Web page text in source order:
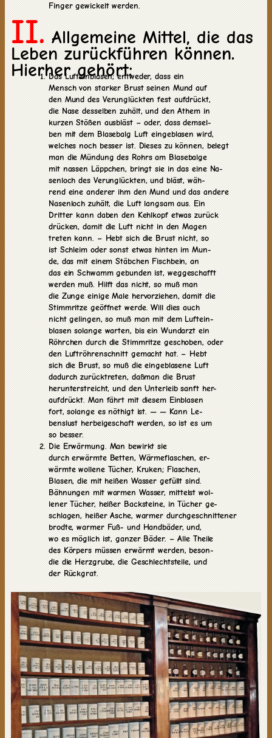
Finger gewickelt werden.
II. Allgemeine Mittel, die das
Leben zurückführen können.
Hierher gehört:
Das Lufteinblasen; entweder, dass ein
Mensch von starker Brust seinen Mund auf
den Mund des Verunglückten fest aufdrückt,
die Nase desselben zuhält, und den Athem in
kurzen Stößen ausbläst – oder, dass demsel-
ben mit dem Blasebalg Luft eingeblasen wird,
welches noch besser ist. Dieses zu können, belegt
man die Mündung des Rohrs am Blasebalge
mit nassen Läppchen, bringt sie in das eine Na-
senloch des Verunglückten, und bläst, wäh-
rend eine anderer ihm den Mund und das andere
Nasenloch zuhält, die Luft langsam aus. Ein
Dritter kann daben den Kehlkopf etwas zurück
drücken, damit die Luft nicht in den Magen
treten kann. – Hebt sich die Brust nicht, so
ist Schleim oder sonst etwas hinten im Mun-
de, das mit einem Stäbchen Fischbein, an
das ein Schwamm gebunden ist, weggeschafft
werden muß. Hilft das nicht, so muß man
die Zunge einige Male hervorziehen, damit die
Stimmritze geöffnet werde. Will dies auch
nicht gelingen, so muß man mit dem Luftein-
blasen solange warten, bis ein Wundarzt ein
Röhrchen durch die Stimmritze geschoben, oder
den Luftröhrenschnitt gemacht hat. – Hebt
sich die Brust, so muß die eingeblasene Luft
dadurch zurücktreten, daßman die Brust
herunterstreicht, und den Unterleib sanft her-
aufdrückt. Man fährt mit diesem Einblasen
fort, solange es nöthigt ist. — — Kann Le-
benslust herbeigeschaft werden, so ist es um
so besser.
Die Erwärmung. Man bewirkt sie
durch erwärmte Betten, Wärmeflaschen, er-
wärmte wollene Tücher, Kruken; Flaschen,
Blasen, die mit heißen Wasser gefüllt sind.
Bähnungen mit warmen Wasser, mittelst wol-
lener Tücher, heißer Backsteine, in Tücher ge-
schlagen, heißer Asche, warmer durchgeschnittener
brodte, warmer Fuß- und Handbäder, und,
wo es möglich ist, ganzer Bäder. – Alle Theile
des Körpers müssen erwärmt werden, beson-
die die Herzgrube, die Geschlechtsteile, und
der Rückgrat.